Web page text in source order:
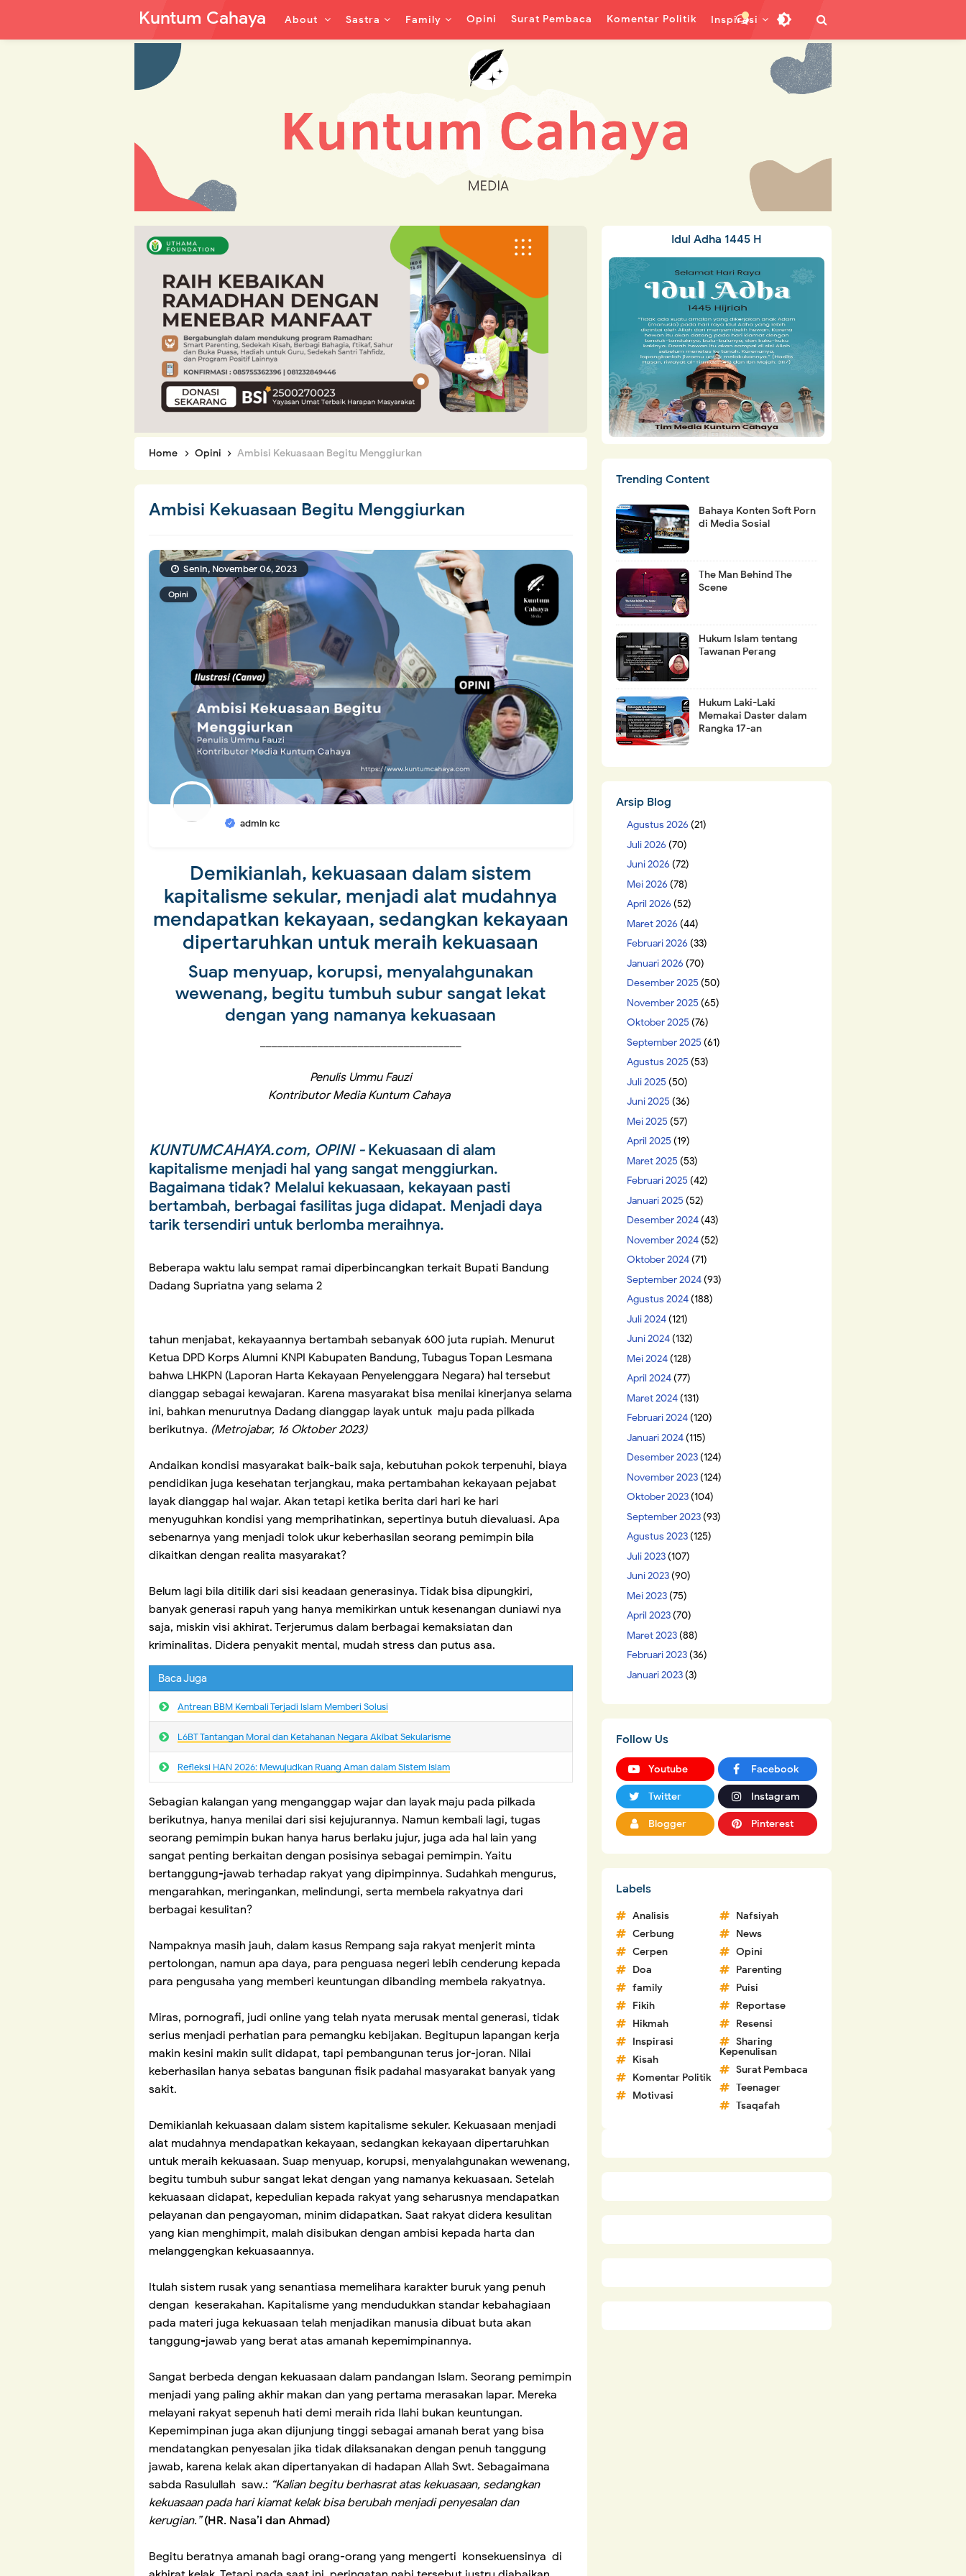
Kuntum Cahaya About Sastra Family Opini Surat Pembaca Komentar Politik Inspirasi
Home Opini Ambisi Kekuasaan Begitu Menggiurkan
Ambisi Kekuasaan Begitu Menggiurkan
Opini
admin kc
Senin, November 06, 2023
Demikianlah, kekuasaan dalam sistem
kapitalisme sekular, menjadi alat mudahnya
mendapatkan kekayaan, sedangkan kekayaan
dipertaruhkan untuk meraih kekuasaan
Suap menyuap, korupsi, menyalahgunakan
wewenang, begitu tumbuh subur sangat lekat
dengan yang namanya kekuasaan
Penulis Ummu Fauzi
Kontributor Media Kuntum Cahaya
KUNTUMCAHAYA.com, OPINI -Kekuasaan di alam
kapitalisme menjadi hal yang sangat menggiurkan.
Bagaimana tidak? Melalui kekuasaan, kekayaan pasti
bertambah, berbagai fasilitas juga didapat. Menjadi daya
tarik tersendiri untuk berlomba meraihnya.
Beberapa waktu lalu sempat ramai diperbincangkan terkait Bupati Bandung
Dadang Supriatna yang selama 2
tahun menjabat, kekayaannya bertambah sebanyak 600 juta rupiah. Menurut
Ketua DPD Korps Alumni KNPI Kabupaten Bandung, Tubagus Topan Lesmana
bahwa LHKPN (Laporan Harta Kekayaan Penyelenggara Negara) hal tersebut
dianggap sebagai kewajaran. Karena masyarakat bisa menilai kinerjanya selama
ini, bahkan menurutnya Dadang dianggap layak untuk maju pada pilkada
berikutnya. (Metrojabar, 16 Oktober 2023)
Andaikan kondisi masyarakat baik-baik saja, kebutuhan pokok terpenuhi, biaya
pendidikan juga kesehatan terjangkau, maka pertambahan kekayaan pejabat
layak dianggap hal wajar. Akan tetapi ketika berita dari hari ke hari
menyuguhkan kondisi yang memprihatinkan, sepertinya butuh dievaluasi. Apa
sebenarnya yang menjadi tolok ukur keberhasilan seorang pemimpin bila
dikaitkan dengan realita masyarakat?
Belum lagi bila ditilik dari sisi keadaan generasinya. Tidak bisa dipungkiri,
banyak generasi rapuh yang hanya memikirkan untuk kesenangan duniawi nya
saja, miskin visi akhirat. Terjerumus dalam berbagai kemaksiatan dan
kriminalitas. Didera penyakit mental, mudah stress dan putus asa.
Baca Juga
Antrean BBM Kembali Terjadi lslam Memberi Solusi
L6BT Tantangan Moral dan Ketahanan Negara Akibat Sekularisme
Refleksi HAN 2026: Mewujudkan Ruang Aman dalam Sistem Islam
Sebagian kalangan yang menganggap wajar dan layak maju pada pilkada
berikutnya, hanya menilai dari sisi kejujurannya. Namun kembali lagi, tugas
seorang pemimpin bukan hanya harus berlaku jujur, juga ada hal lain yang
sangat penting berkaitan dengan posisinya sebagai pemimpin. Yaitu
bertanggung-jawab terhadap rakyat yang dipimpinnya. Sudahkah mengurus,
mengarahkan, meringankan, melindungi, serta membela rakyatnya dari
berbagai kesulitan?
Nampaknya masih jauh, dalam kasus Rempang saja rakyat menjerit minta
pertolongan, namun apa daya, para penguasa negeri lebih cenderung kepada
para pengusaha yang memberi keuntungan dibanding membela rakyatnya.
Miras, pornografi, judi online yang telah nyata merusak mental generasi, tidak
serius menjadi perhatian para pemangku kebijakan. Begitupun lapangan kerja
makin kesini makin sulit didapat, tapi pembangunan terus jor-joran. Nilai
keberhasilan hanya sebatas bangunan fisik padahal masyarakat banyak yang
sakit.
Demikianlah kekuasaan dalam sistem kapitalisme sekuler. Kekuasaan menjadi
alat mudahnya mendapatkan kekayaan, sedangkan kekayaan dipertaruhkan
untuk meraih kekuasaan. Suap menyuap, korupsi, menyalahgunakan wewenang,
begitu tumbuh subur sangat lekat dengan yang namanya kekuasaan. Setelah
kekuasaan didapat, kepedulian kepada rakyat yang seharusnya mendapatkan
pelayanan dan pengayoman, minim didapatkan. Saat rakyat didera kesulitan
yang kian menghimpit, malah disibukan dengan ambisi kepada harta dan
melanggengkan kekuasaannya.
Itulah sistem rusak yang senantiasa memelihara karakter buruk yang penuh
dengan keserakahan. Kapitalisme yang mendudukkan standar kebahagiaan
pada materi juga kekuasaan telah menjadikan manusia dibuat buta akan
tanggung-jawab yang berat atas amanah kepemimpinannya.
Sangat berbeda dengan kekuasaan dalam pandangan Islam. Seorang pemimpin
menjadi yang paling akhir makan dan yang pertama merasakan lapar. Mereka
melayani rakyat sepenuh hati demi meraih rida Ilahi bukan keuntungan.
Kepemimpinan juga akan dijunjung tinggi sebagai amanah berat yang bisa
mendatangkan penyesalan jika tidak dilaksanakan dengan penuh tanggung
jawab, karena kelak akan dipertanyakan di hadapan Allah Swt. Sebagaimana
sabda Rasulullah saw.: “Kalian begitu berhasrat atas kekuasaan, sedangkan
kekuasaan pada hari kiamat kelak bisa berubah menjadi penyesalan dan
kerugian.” (HR. Nasa’i dan Ahmad)
Begitu beratnya amanah bagi orang-orang yang mengerti konsekuensinya di
Idul Adha 1445 H
Trending Content
Bahaya Konten Soft Porn
di Media Sosial
The Man Behind The
Scene
Hukum Islam tentang
Tawanan Perang
Hukum Laki-Laki
Memakai Daster dalam
Rangka 17-an
Arsip Blog
Agustus 2026 (21)
Juli 2026 (70)
Juni 2026 (72)
Mei 2026 (78)
April 2026 (52)
Maret 2026 (44)
Februari 2026 (33)
Januari 2026 (70)
Desember 2025 (50)
November 2025 (65)
Oktober 2025 (76)
September 2025 (61)
Agustus 2025 (53)
Juli 2025 (50)
Juni 2025 (36)
Mei 2025 (57)
April 2025 (19)
Maret 2025 (53)
Februari 2025 (42)
Januari 2025 (52)
Desember 2024(43)
November 2024(52)
Oktober 2024(71)
September 2024(93)
Agustus 2024(188)
Juli 2024(121)
Juni 2024(132)
Mei 2024(128)
April 2024(77)
Maret 2024(131)
Februari 2024(120)
Januari 2024(115)
Desember 2023(124)
November 2023(124)
Oktober 2023(104)
September 2023(93)
Agustus 2023(125)
Juli 2023(107)
Juni 2023(90)
Mei 2023(75)
April 2023(70)
Maret 2023(88)
Februari 2023(36)
Januari 2023(3)
Follow Us
Youtube Facebook
Twitter Instagram
Blogger Pinterest
Labels
Analisis
Cerbung
Cerpen
Doa
family
Fikih
Hikmah
Inspirasi
Kisah
Komentar Politik
Motivasi
Nafsiyah
News
Opini
Parenting
Puisi
Reportase
Resensi
Sharing
Kepenulisan
Surat Pembaca
Teenager
Tsaqafah